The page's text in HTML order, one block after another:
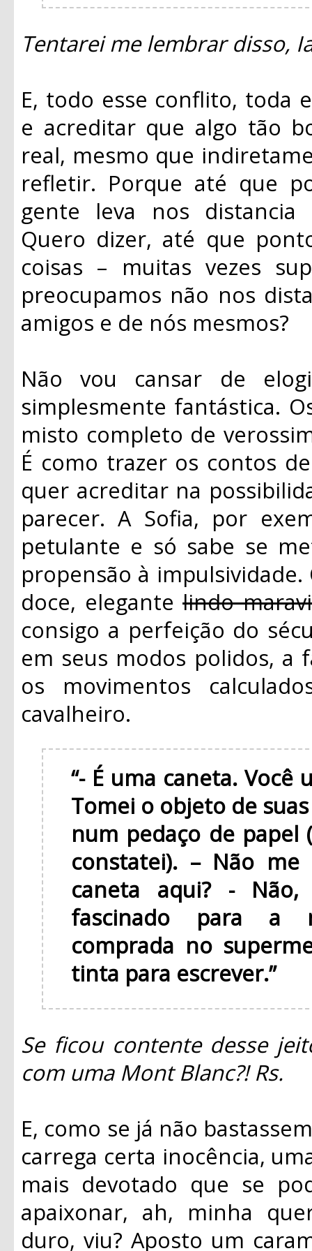
Tentarei me lembrar disso,
E, todo esse conflito, toda
e acreditar que algo tão
real, mesmo que
refletir. Porque até que
gente leva nos
Quero dizer, até que
coisas – muitas vezes
preocupamos não nos
amigos e de nós mesmos?
Não vou cansar de
simplesmente fantástica.
misto completo de
É como trazer os contos
quer acreditar na
parecer. A Sofia, por
petulante e só sabe se
propensão à
doce, elegante lindo
consigo a perfeição do
em seus modos polidos, a
os movimentos
cavalheiro.
“- É uma caneta. Você
Tomei o objeto de
num pedaço de
constatei). – Não
caneta aqui?
- Não,
fascinado para a
comprada no
tinta para escrever.”
Se ficou contente desse
com uma Mont Blanc?! Rs.
E, como se já não
carrega certa inocência,
mais devotado que se
apaixonar, ah, minha
duro, viu? Aposto um